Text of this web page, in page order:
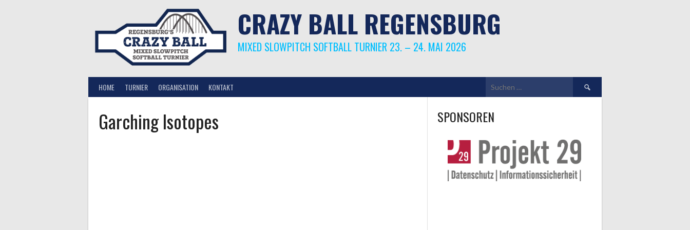
CRAZY BALL REGENSBURG
MIXED SLOWPITCH SOFTBALL TURNIER 23. – 24. MAI 2026
HOME TURNIER ORGANISATION KONTAKT
Suchen
nach:
Garching Isotopes SPONSOREN